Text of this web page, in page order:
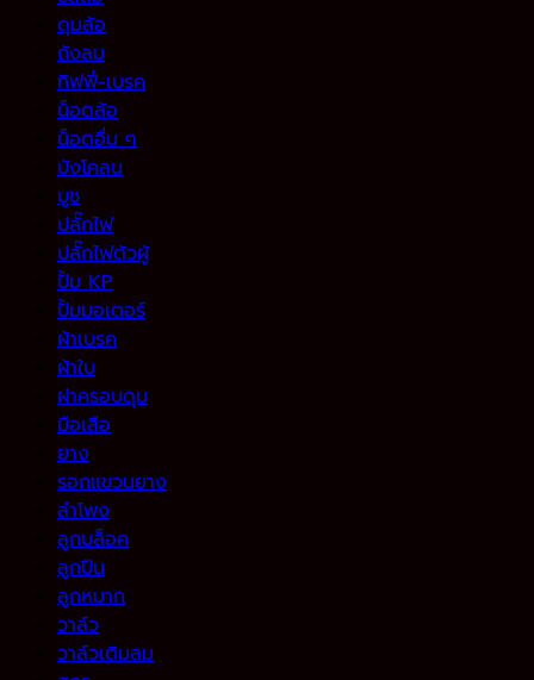
ดุมล้อ
ถังลม
ทิฟฟี่-เบรค
น็อตล้อ
น็อตอื่น ๆ
บังโคลน
บูช
ปลั๊กไฟ
ปลั๊กไฟตัวผู้
ปั้ม KP
ปั้มมอเตอร์
ผ้าเบรค
ผ้าใบ
ฝาครอบดุม
มือเสือ
ยาง
รอกแขวนยาง
ลำโพง
ลูกบล็อค
ลูกปืน
ลูกหมาก
วาล์ว
วาล์วเติมลม